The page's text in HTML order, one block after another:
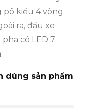
pô kiểu 4 vòng
ra, đầu xe
có LED 7
dùng sản phẩm